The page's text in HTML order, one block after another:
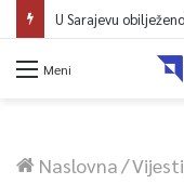
Meni
Naslovna/Vijesti